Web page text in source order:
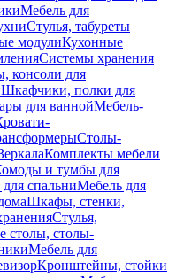
Мебель для
Стулья, табуреты
модулиКухонные
Системы хранения
консоли для
Шкафчики, полки для
для ваннойМебель-
Столы-
Комплекты мебели
и тумбы для
спальниМебель для
Шкафы, стенки,
Стулья,
столы, столы-
Мебель для
Кронштейны, стойки